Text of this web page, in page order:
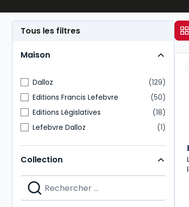
droit des affaires et son application
Tous les filtres
Maison
Dalloz
129
Editions Francis Lefebvre
50
Editions Législatives
18
Lefebvre Dalloz
1
Collection